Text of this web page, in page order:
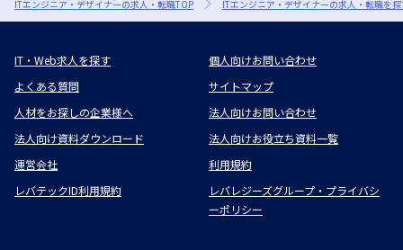
ITエンジニア・デザイナーの求人・転職TOP ITエンジニア・デザイナーの求人・転職を
IT・Web求人を探す
個人向けお問い合わせ
よくある質問
サイトマップ
人材をお探しの企業様へ
法人向けお問い合わせ
法人向け資料ダウンロード
法人向けお役立ち資料一覧
運営会社
利用規約
レバテックID利用規約
レバレジーズグループ・プライバシ
ーポリシー